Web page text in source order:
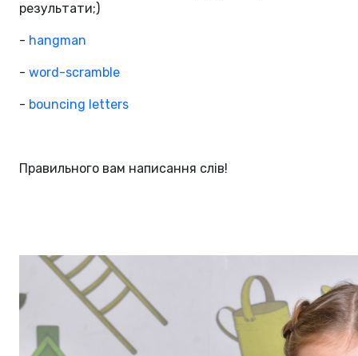
результати;)
- hangman
- word-scramble
- bouncing letters
Правильного вам написання слів!